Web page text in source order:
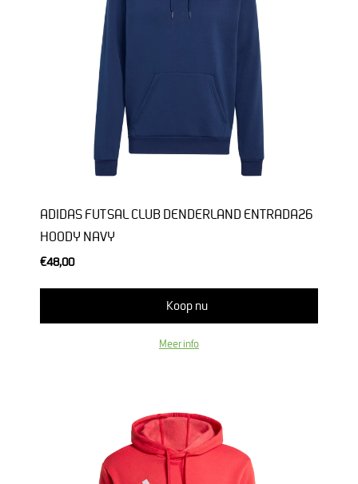
ADIDAS FUTSAL CLUB DENDERLAND ENTRADA26
HOODY NAVY
€48,00
Koop nu
Meer info